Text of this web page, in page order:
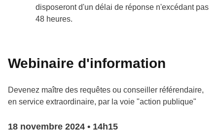
disposeront d'un délai de réponse n'excédant pas
48 heures.
Webinaire d'information
Devenez maître des requêtes ou conseiller référendaire,
en service extraordinaire, par la voie "action publique"
18 novembre 2024 • 14h15